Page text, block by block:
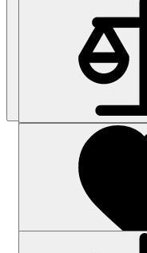
Код товара: 14166-01
7MH4980-2AA01